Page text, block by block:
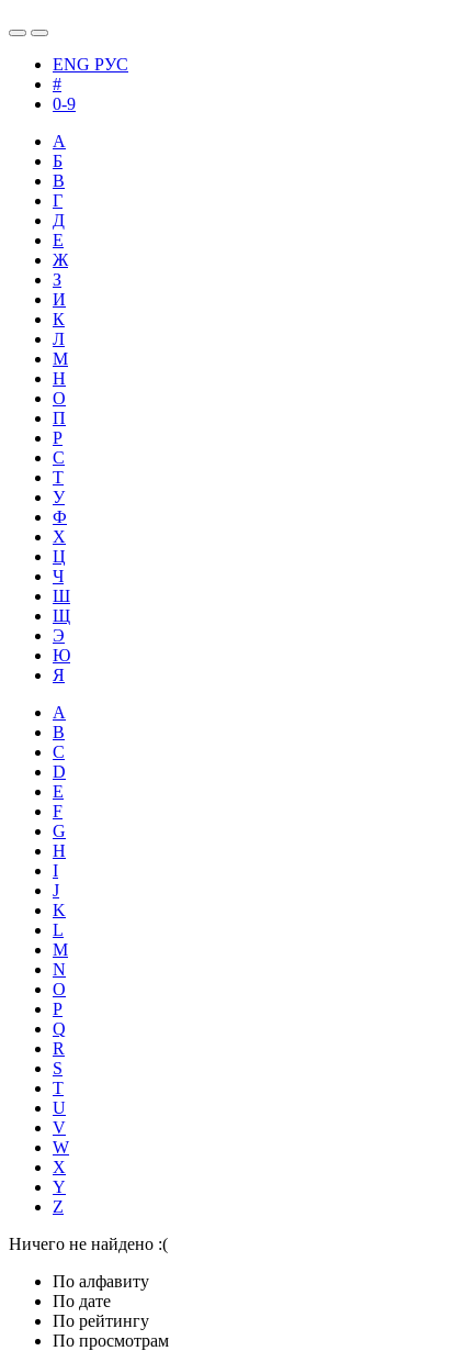
ENG РУС
#
0-9
А
Б
В
Г
Д
Е
Ж
З
И
К
Л
М
Н
О
П
Р
С
Т
У
Ф
Х
Ц
Ч
Ш
Щ
Э
Ю
Я
A
B
C
D
E
F
G
H
I
J
K
L
M
N
O
P
Q
R
S
T
U
V
W
X
Y
Z
Ничего не найдено :(
По алфавиту
По дате
По рейтингу
По просмотрам